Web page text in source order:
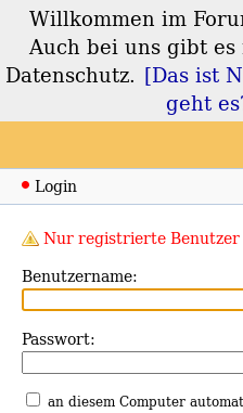
Forum
Umwelt
Login
Nur registrierte Benutzer
Benutzername:
Passwort:
an diesem Computer
Willkommen im
Auch bei uns gibt
Datenschutz. [Das ist
geht